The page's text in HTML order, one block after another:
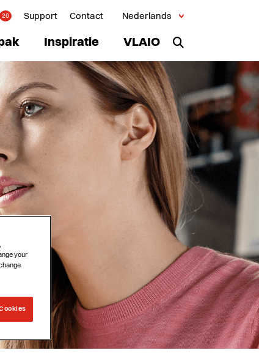
26 Support Contact Nederlands
Inspiratie VLAIO
your